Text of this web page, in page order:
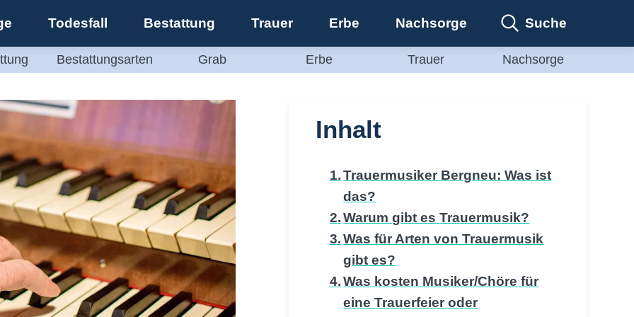
Todesfall Bestattung Trauer Erbe Nachsorge Suche
Bestattungsarten Grab Erbe Trauer Nachsorge
Inhalt
Trauermusiker Bergneu: Was ist
das?
Warum gibt es Trauermusik?
Was für Arten von Trauermusik
gibt es?
Was kosten Musiker/Chöre für
eine Trauerfeier oder